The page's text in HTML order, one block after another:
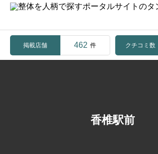
掲載店舗 462 件 クチコミ数
香椎駅前